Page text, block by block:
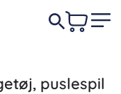
puslespil